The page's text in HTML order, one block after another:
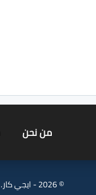
من نحن
© 2026 - ايجي كار. جميع الحقوق محفوظة.